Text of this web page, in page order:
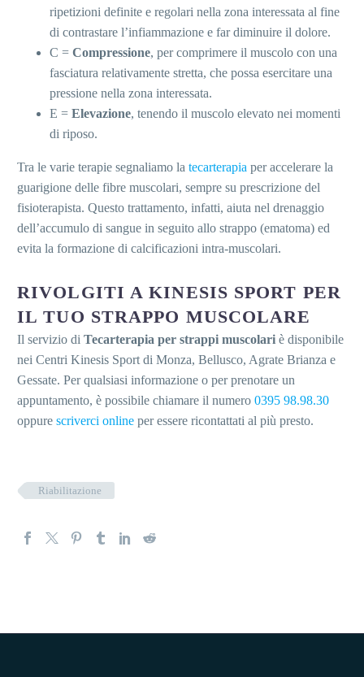
ripetizioni definite e regolari nella zona interessata al fine
di contrastare l’infiammazione e far diminuire il dolore.
C = Compressione, per comprimere il muscolo con una
fasciatura relativamente stretta, che possa esercitare una
pressione nella zona interessata.
E = Elevazione, tenendo il muscolo elevato nei momenti
di riposo.
Tra le varie terapie segnaliamo la tecarterapia per accelerare la
guarigione delle fibre muscolari, sempre su prescrizione del
fisioterapista. Questo trattamento, infatti, aiuta nel drenaggio
dell’accumulo di sangue in seguito allo strappo (ematoma) ed
evita la formazione di calcificazioni intra-muscolari.
RIVOLGITI A KINESIS SPORT PER
IL TUO STRAPPO MUSCOLARE
Il servizio di Tecarterapia per strappi muscolari è disponibile
nei Centri Kinesis Sport di Monza, Bellusco, Agrate Brianza e
Gessate. Per qualsiasi informazione o per prenotare un
appuntamento, è possibile chiamare il numero 0395 98.98.30
oppure scriverci online per essere ricontattati al più presto.
Riabilitazione